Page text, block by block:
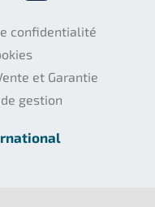
confidentialité
et Garantie
gestion